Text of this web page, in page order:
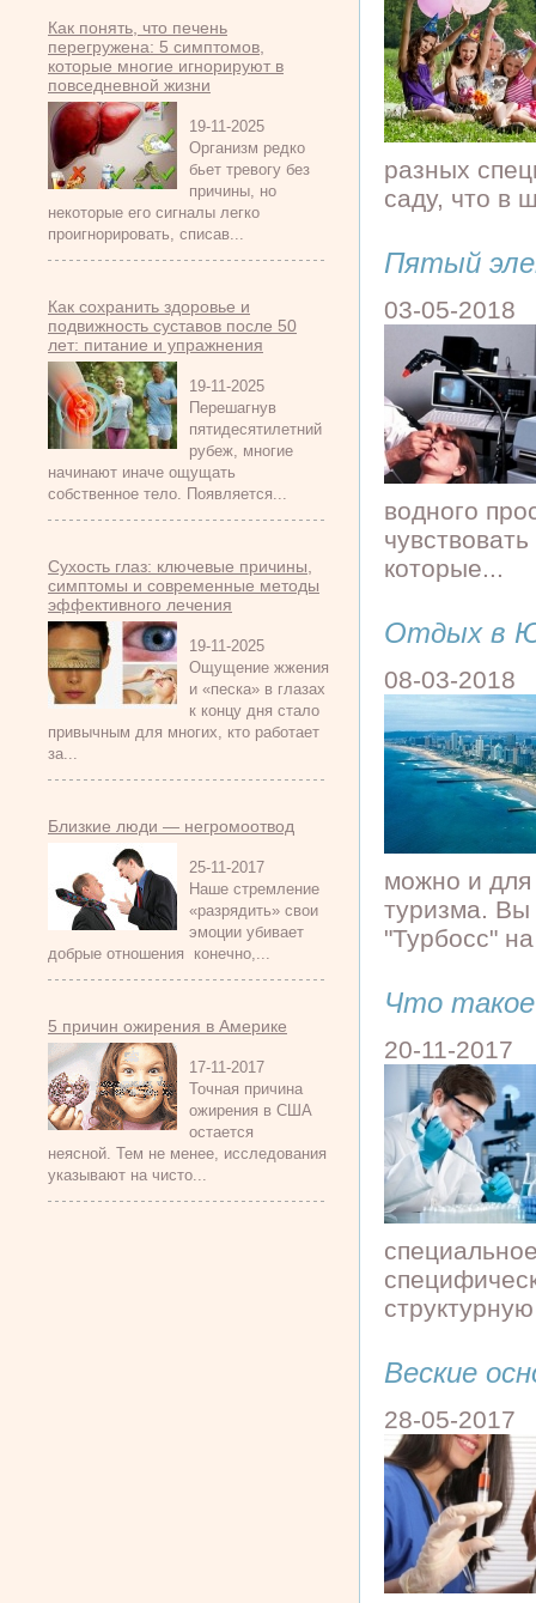
Как понять, что печень
перегружена: 5 симптомов,
которые многие игнорируют в
повседневной жизни
19-11-2025
Организм редко
бьет тревогу без
причины, но
некоторые его сигналы легко
проигнорировать, списав...
Как сохранить здоровье и
подвижность суставов после 50
лет: питание и упражнения
19-11-2025
Перешагнув
пятидесятилетний
рубеж, многие
начинают иначе ощущать
собственное тело. Появляется...
Сухость глаз: ключевые причины,
симптомы и современные методы
эффективного лечения
19-11-2025
Ощущение жжения
и «песка» в глазах
к концу дня стало
привычным для многих, кто работает
за...
Близкие люди — негромоотвод
25-11-2017
Наше стремление
«разрядить» свои
эмоции убивает
добрые отношения конечно,...
5 причин ожирения в Америке
17-11-2017
Точная причина
ожирения в США
остается
неясной. Тем не менее, исследования
указывают на чисто...
разных
саду, что в
Пятый
03-05-2018
водного
которые...
Отдых в
08-03-2018
можно и для
туризма.
"Турбосс"
Что
20-11-2017
Веские
28-05-2017